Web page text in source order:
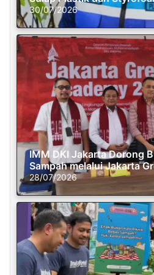
30/07/2026
IMM DKI Jakarta Dorong
Sampah melalui Jakarta
28/07/2026